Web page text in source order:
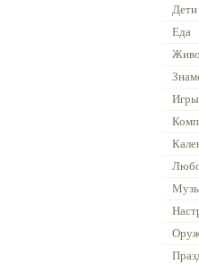
Дети
Еда
Игры